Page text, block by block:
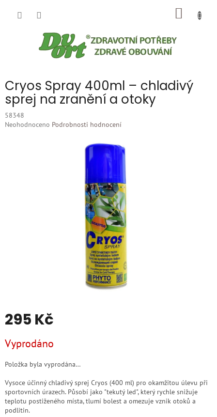
Cryos Spray 400ml – chladivý
sprej na zranění a otoky
58348
Průměrné
Neohodnoceno Podrobnosti hodnocení
295 Kč
cena:
Vyprodáno
Položka byla vyprodána…
Vysoce účinný chladivý sprej Cryos (400 ml) pro okamžitou úlevu při
sportovních úrazech. Působí jako "tekutý led", který rychle snižuje
teplotu postiženého místa, tlumí bolest a omezuje vznik otoků a
podlitin.